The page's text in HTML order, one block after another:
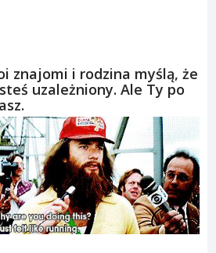
znajomi i rodzina myślą, że
uzależniony. Ale Ty po